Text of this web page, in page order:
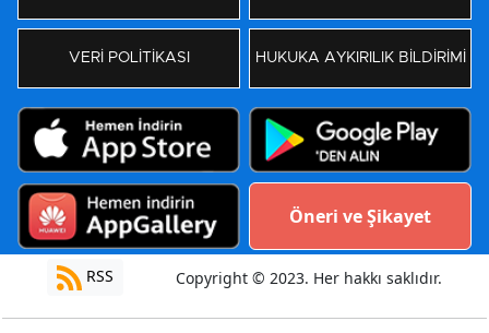
VERİ POLİTİKASI HUKUKA AYKIRILIK BİLDİRİMİ
Öneri ve Şikayet
RSS Copyright © 2023. Her hakkı saklıdır.